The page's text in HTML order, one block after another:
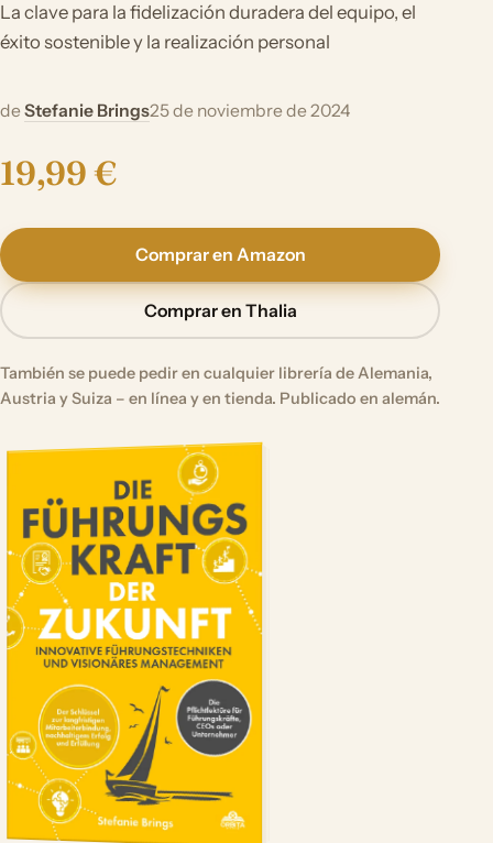
La clave para la fidelización duradera del equipo, el
éxito sostenible y la realización personal
deStefanie Brings25 de noviembre de 2024
19,99 €
Comprar en Amazon
Comprar en Thalia
También se puede pedir en cualquier librería de Alemania,
Austria y Suiza – en línea y en tienda. Publicado en alemán.